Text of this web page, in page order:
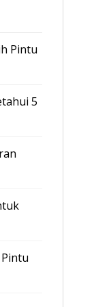
Pintu
5